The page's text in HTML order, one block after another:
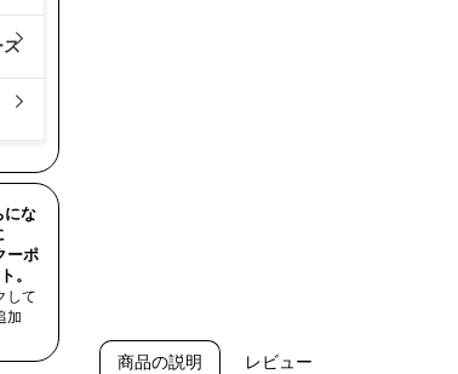
ス
にな
ーポ
。
して
加
商品の説明 レビュー